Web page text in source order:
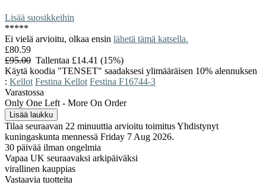
Lisää suosikkeihin
*****
Ei vielä arvioitu, olkaa ensin lähetä tämä katsella.
£80.59
£95.00 Tallentaa £14.41 (15%)
Käytä koodia "TENSET" saadaksesi ylimääräisen 10% alennuksen
: Kellot Festina Kellot Festina F16744-3
Varastossa
Only One Left - More On Order
Tilaa seuraavan 22 minuuttia arvioitu toimitus Yhdistynyt
kuningaskunta mennessä Friday 7 Aug 2026.
30 päivää ilman ongelmia
Vapaa UK seuraavaksi arkipäiväksi
virallinen kauppias
Vastaavia tuotteita